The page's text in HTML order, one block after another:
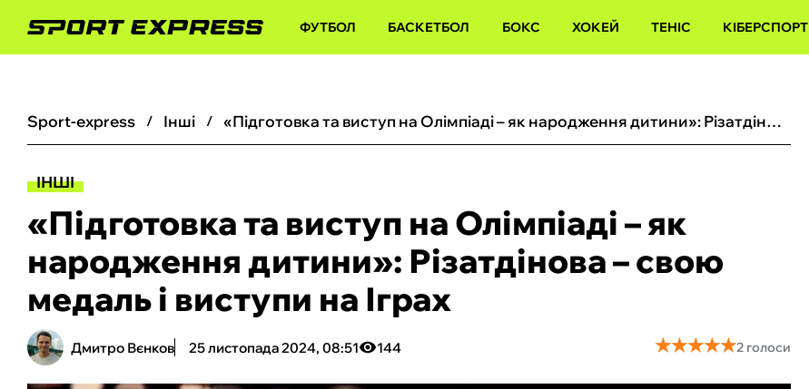
ФУТБОЛ БАСКЕТБОЛ БОКС ХОКЕЙ ТЕНІС КІБЕРСПОРТ
sport-express інші «Підготовка та виступ на Олімпіаді – як народження дитини»: Різатдінова – свою медаль і виступи на Іграх
ІНШІ
«Підготовка та виступ на Олімпіаді – як
народження дитини»: Різатдінова – свою
медаль і виступи на Іграх
Дмитро Вєнков 25 листопада 2024, 08:51 144 ★★★★★
★★★★★2 голоси